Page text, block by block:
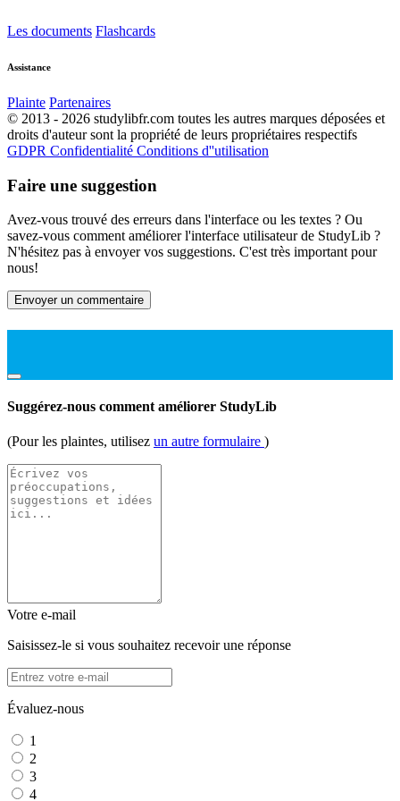
Les documents Flashcards
Assistance
Plainte Partenaires
© 2013 - 2026 studylibfr.com toutes les autres marques déposées et
droits d'auteur sont la propriété de leurs propriétaires respectifs
GDPR Confidentialité Conditions d''utilisation
Faire une suggestion
Avez-vous trouvé des erreurs dans l'interface ou les textes ? Ou
savez-vous comment améliorer l'interface utilisateur de StudyLib ?
N'hésitez pas à envoyer vos suggestions. C'est très important pour
nous!
Envoyer un commentaire
Suggérez-nous comment améliorer StudyLib
(Pour les plaintes, utilisez un autre formulaire )
Votre e-mail
Saisissez-le si vous souhaitez recevoir une réponse
Évaluez-nous
1
2
3
4